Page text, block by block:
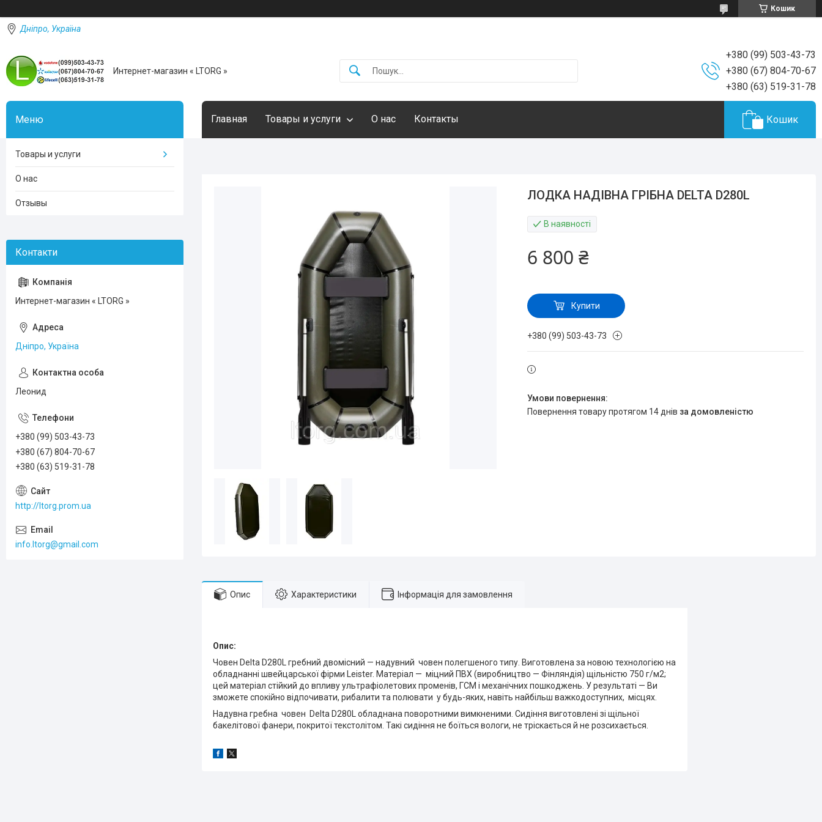
Кошик
Дніпро, Україна
Интернет-магазин « LTORG »
+380 (99) 503-43-73
+380 (67) 804-70-67
+380 (63) 519-31-78
Главная Товары и услуги О нас Контакты Кошик
ЛОДКА НАДІВНА ГРІБНА DELTA D280L
В наявності
6 800 ₴
Купити
+380 (99) 503-43-73
повернення товару протягом 14 днів за домовленістю
Опис Характеристики Інформація для замовлення
Опис:
Човен Delta D280L гребний двомісний — надувний човен полегшеного типу. Виготовлена за новою технологією на
обладнанні швейцарської фірми Leister. Матеріал — міцний ПВХ (виробництво — Фінляндія) щільністю 750 г/м2;
цей матеріал стійкий до впливу ультрафіолетових променів, ГСМ і механічних пошкоджень. У результаті — Ви
зможете спокійно відпочивати, рибалити та полювати у будь-яких, навіть найбільш важкодоступних, місцях.
Надувна гребна човен Delta D280L обладнана поворотними вимкненими. Сидіння виготовлені зі щільної
бакелітової фанери, покритої текстолітом. Такі сидіння не боїться вологи, не тріскається й не розсихається.
Товары и услуги
О нас
Отзывы
Интернет-магазин « LTORG »
Дніпро, Україна
Леонид
+380 (99) 503-43-73
+380 (67) 804-70-67
+380 (63) 519-31-78
http://ltorg.prom.ua
info.ltorg@gmail.com